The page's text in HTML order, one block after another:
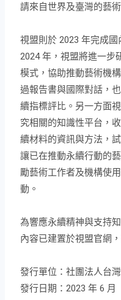
請來自世界及臺灣的藝
視盟則於 2023 年完成國
2024 年，視盟將進一步
模式，協助推動藝術機
過報告書與國際對話，
續指標評比。另一方面
究相關的知識性平台，
續材料的資訊與方法 ，
讓已在推動永續行動的
勵藝術工作者及機構使
動。
為響應永續精神與支持
內容已建置於視盟官網
發行單位：社團法人台
發行日期：2023 年 6 月